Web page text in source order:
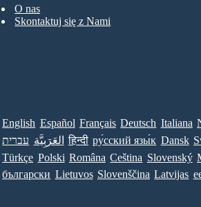
O nas
Skontaktuj się z Nami
English Español Français Deutsch Italiana
עברית العَرَبِيَّة हिन्दी ру́сский язы́к Dansk
Türkçe Polski Româna Ceština Slovenský
български Lietuvos Slovenščina Latvijas